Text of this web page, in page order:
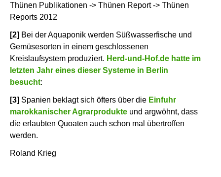
Thünen Publikationen -> Thünen Report -> Thünen
Reports 2012
[2] Bei der Aquaponik werden Süßwasserfische und
Gemüsesorten in einem geschlossenen
Kreislaufsystem produziert. Herd-und-Hof.de hatte im
letzten Jahr eines dieser Systeme in Berlin
besucht:
[3] Spanien beklagt sich öfters über die Einfuhr
marokkanischer Agrarprodukte und argwöhnt, dass
die erlaubten Quoaten auch schon mal übertroffen
werden.
Roland Krieg